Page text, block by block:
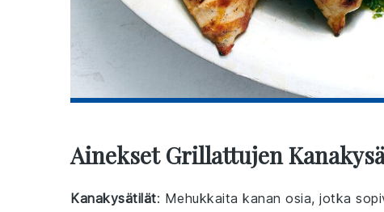
Ainekset Grillattujen
Kanakysätilät: Mehukkaita kanan osia, jotka